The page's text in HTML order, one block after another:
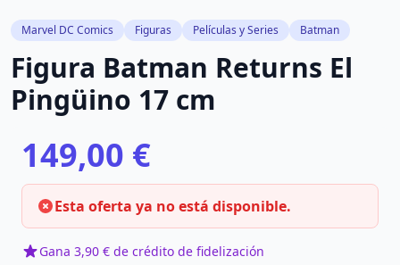
Marvel DC Comics Figuras Películas y Series Batman
Figura Batman Returns El
Pingüino 17 cm
149,00 €
Esta oferta ya no está disponible.
Gana 3,90 € de crédito de fidelización